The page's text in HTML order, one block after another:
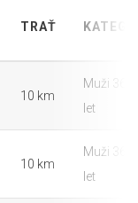
TRAŤ
10 km
Muži 36
let
10 km
Muži 36
let